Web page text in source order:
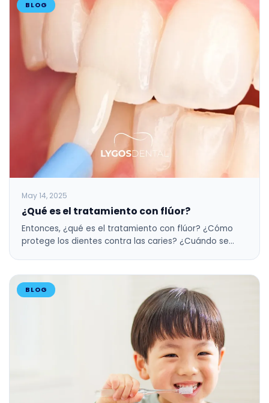
BLOG
May 14, 2025
¿Qué es el tratamiento con flúor?
Entonces, ¿qué es el tratamiento con flúor? ¿Cómo
protege los dientes contra las caries? ¿Cuándo se…
BLOG